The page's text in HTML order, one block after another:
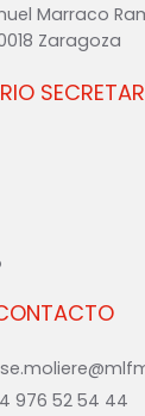
Marraco
Zaragoza
976 52 54 44